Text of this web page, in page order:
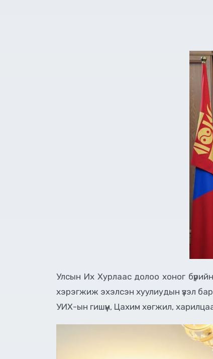
Улсын Их Хурлаас долоо хоног
хэрэгжиж эхэлсэн хуулиудын үзэл
УИХ-ын гишүүн, Цахим хөгжил,